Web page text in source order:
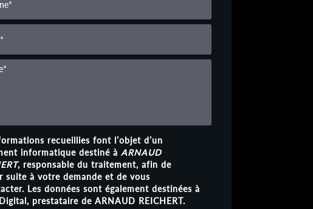
recueillies font l’objet d’un
informatique destiné à ARNAUD
, responsable du traitement, afin de
suite à votre demande et de vous
Les données sont également destinées à
prestataire de ARNAUD REICHERT.